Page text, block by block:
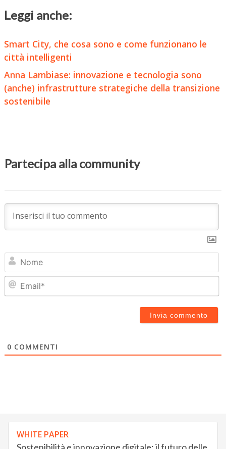
Leggi anche:
Smart City, che cosa sono e come funzionano le
città intelligenti
Anna Lambiase: innovazione e tecnologia sono
(anche) infrastrutture strategiche della transizione
sostenibile
Partecipa alla community
0 COMMENTI
WHITE PAPER